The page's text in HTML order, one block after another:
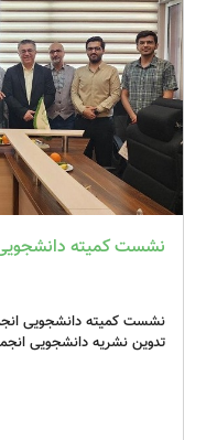
نشست کمیته
نشست کمیته دانشجویی
تدوین نشریه دانشجویی